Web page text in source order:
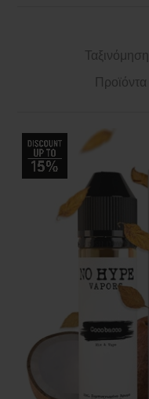
Ταξινόμηση
Προϊόντα